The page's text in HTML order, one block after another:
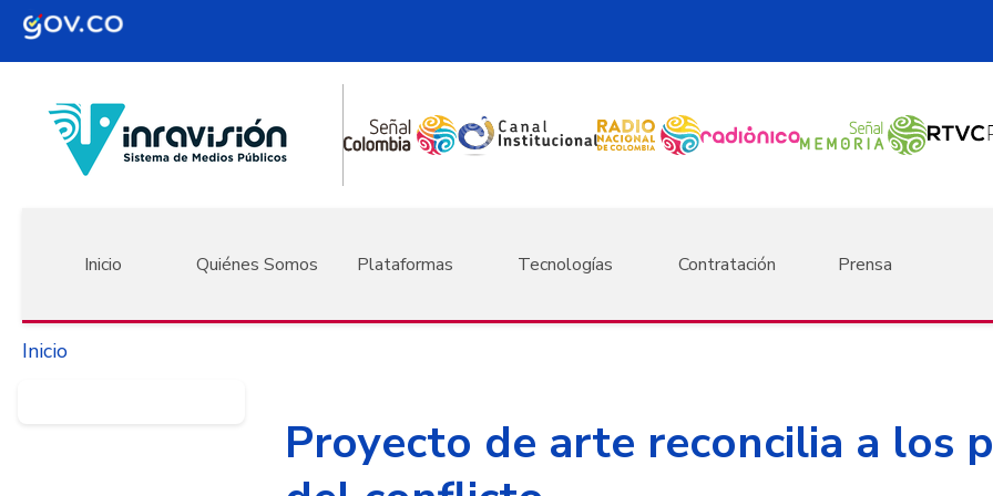
Pasar al contenido principal
Inicio Quiénes Somos Plataformas Tecnologías Contratación Prensa
Inicio
Proyecto de arte reconcilia a los